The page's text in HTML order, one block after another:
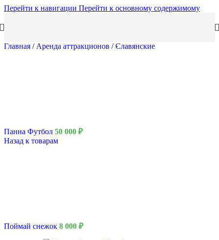
Перейти к навигации Перейти к основному содержимому
Главная / Аренда аттракционов / Славянские
Панна Футбол 50 000 ₽
Назад к товарам
Поймай снежок 8 000 ₽